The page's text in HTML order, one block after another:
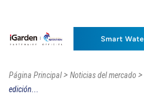
Página Principal> Noticias del mercado >
edición...